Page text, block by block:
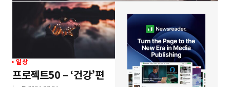
일상
프로젝트50 – ‘건강’편